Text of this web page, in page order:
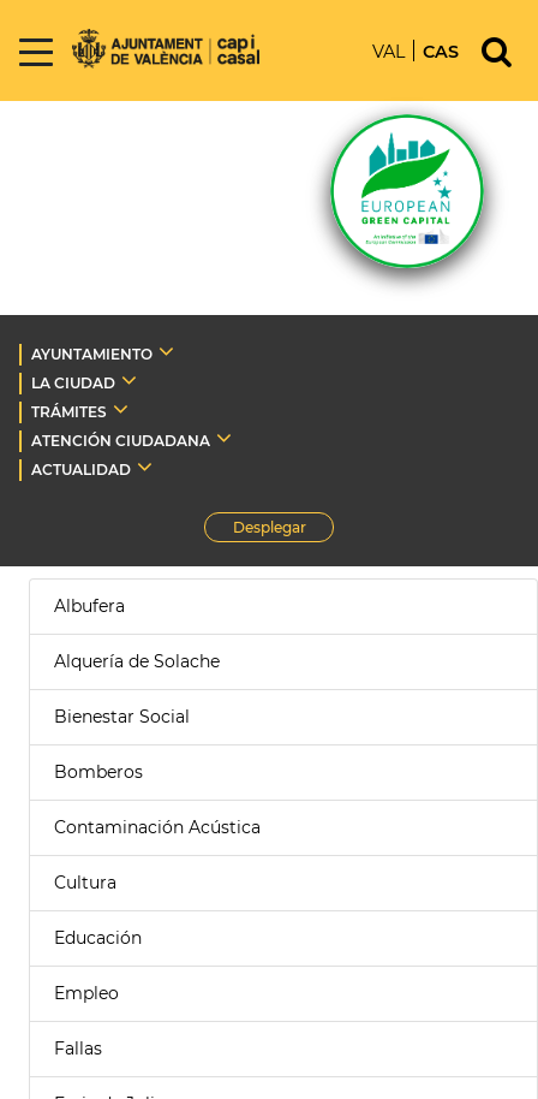
VAL CAS
AYUNTAMIENTO
LA CIUDAD
TRÁMITES
ATENCIÓN CIUDADANA
ACTUALIDAD
Desplegar
Albufera
Alquería de Solache
Bienestar Social
Bomberos
Contaminación Acústica
Cultura
Educación
Empleo
Fallas